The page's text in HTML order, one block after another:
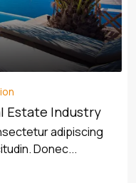
Estate Industry
adipiscing
Donec...